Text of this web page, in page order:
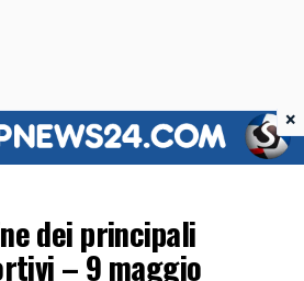
dei principali
– 9 maggio
×